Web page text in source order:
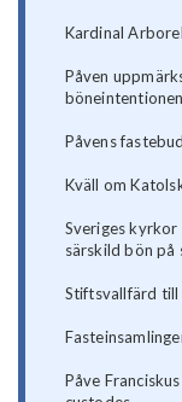
Kardinal
Påven
Påvens
Kväll om
Sveriges
särskild bön på
Stiftsvallfärd till
Påve